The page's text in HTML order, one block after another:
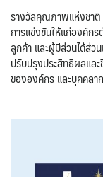
รางวัลคุณภาพแห่งชาติ
การแข่งขันให้แก่องค์ก
ลูกค้า และผู้มีส่วนได้ส่ว
ปรับปรุงประสิทธิผลแล
ขององค์กร และบุคคลา